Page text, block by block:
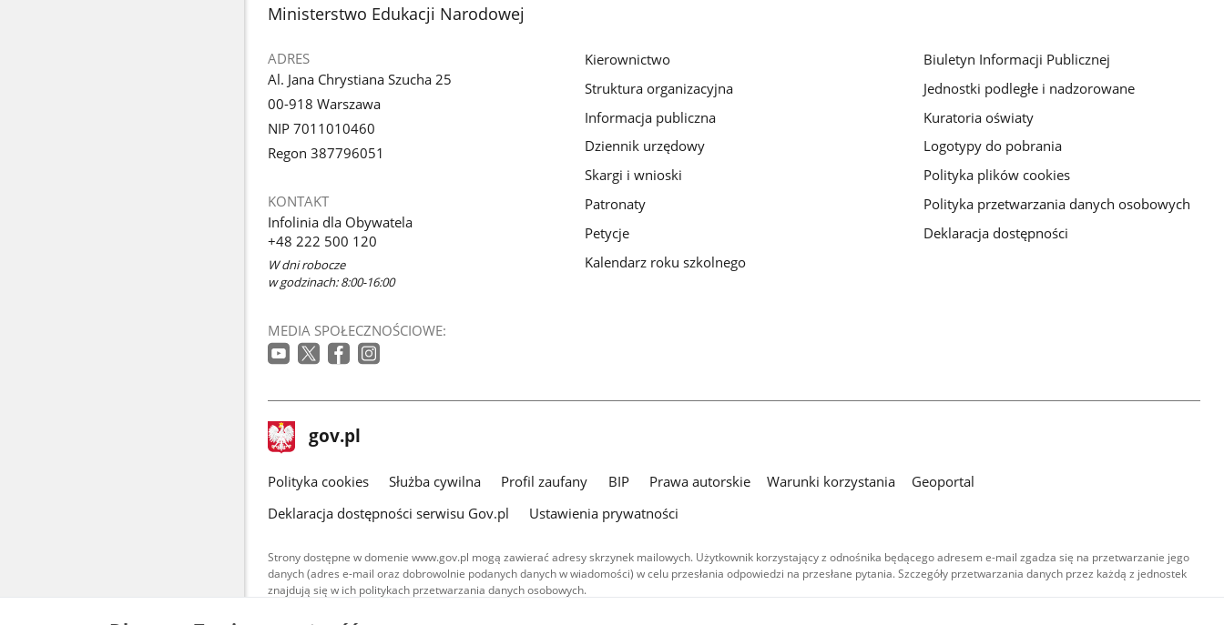
stopka
Ministerstwo Edukacji Narodowej
ADRES
Al. Jana Chrystiana Szucha 25
00-918 Warszawa
NIP 7011010460
Regon 387796051
KONTAKT
Infolinia dla Obywatela
+48 222 500 120
W dni robocze
w godzinach: 8:00-16:00
MEDIA SPOŁECZNOŚCIOWE:
Kierownictwo
Struktura organizacyjna
Informacja publiczna
Dziennik urzędowy
Skargi i wnioski
Patronaty
Petycje
Kalendarz roku szkolnego
Biuletyn Informacji Publicznej
Jednostki podległe i nadzorowane
Kuratoria oświaty
Logotypy do pobrania
Polityka plików cookies
Polityka przetwarzania danych osobowych
Deklaracja dostępności
stopka
gov.pl Strona
gov.pl
gov.pl
Polityka cookies Służba cywilna Profil zaufany BIP Prawa autorskie Warunki korzystania
Geoportal
Deklaracja dostępności serwisu Gov.pl
Ustawienia prywatności
Strony dostępne w domenie www.gov.pl mogą zawierać adresy skrzynek mailowych. Użytkownik korzystający z odnośnika będącego adresem e-mail zgadza się na przetwarzanie jego
danych (adres e-mail oraz dobrowolnie podanych danych w wiadomości) w celu przesłania odpowiedzi na przesłane pytania. Szczegóły przetwarzania danych przez każdą z jednostek
znajdują się w ich politykach przetwarzania danych osobowych.